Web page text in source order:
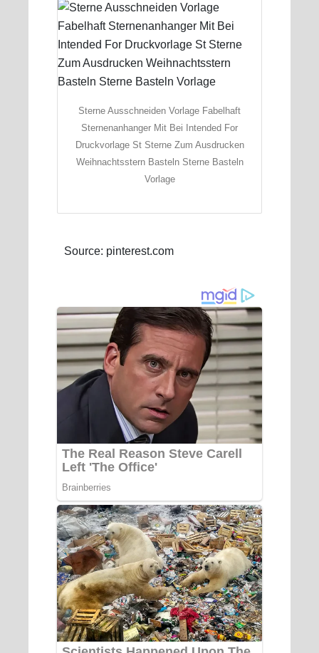
Sterne Ausschneiden Vorlage Fabelhaft
Sternenanhanger Mit Bei Intended For
Druckvorlage St Sterne Zum Ausdrucken
Weihnachtsstern Basteln Sterne Basteln
Vorlage
Source: pinterest.com